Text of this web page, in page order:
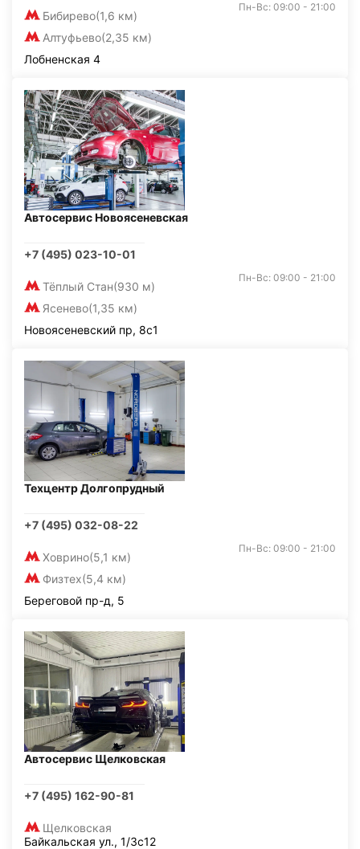
Бибирево(1,6 км)
Алтуфьево(2,35 км)
Пн-Вс: 09:00 - 21:00
Лобненская 4
Автосервис Новоясеневская
+7 (495) 023-10-01
Тёплый Стан(930 м)
Ясенево(1,35 км)
Пн-Вс: 09:00 - 21:00
Новоясеневский пр, 8с1
Техцентр Долгопрудный
+7 (495) 032-08-22
Ховрино(5,1 км)
Физтех(5,4 км)
Пн-Вс: 09:00 - 21:00
Береговой пр-д, 5
Автосервис Щелковская
+7 (495) 162-90-81
Щелковская
Байкальская ул., 1/3с12